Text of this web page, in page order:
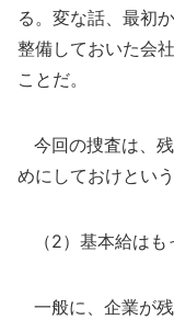
る。変な話、最初
整備しておいた会
ことだ。
今回の捜査は、
めにしておけとい
（2）基本給はも
一般に、企業が